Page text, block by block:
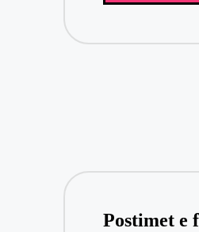
Postimet e